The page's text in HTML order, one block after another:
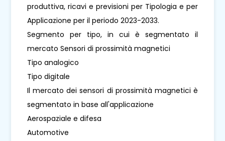
produttiva, ricavi e previsioni per Tipologia e per
Applicazione per il periodo 2023-2033.
Segmento per tipo, in cui è segmentato il
mercato Sensori di prossimità magnetici
Tipo analogico
Tipo digitale
Il mercato dei sensori di prossimità magnetici è
segmentato in base all'applicazione
Aerospaziale e difesa
Automotive